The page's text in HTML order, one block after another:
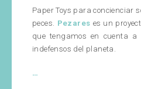
Paper Toys para concienciar
peces. Pezares es un
que tengamos en cuenta
indefensos del planeta.
…